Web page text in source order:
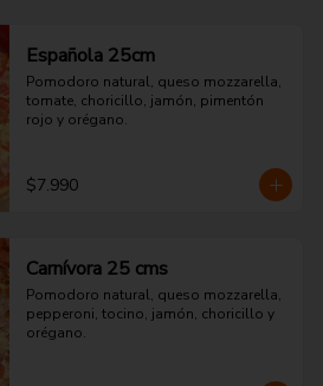
Española 25cm
Pomodoro natural, queso mozzarella,
tomate, choricillo, jamón, pimentón
rojo y orégano.
$7.990
Carnívora 25 cms
Pomodoro natural, queso mozzarella,
pepperoni, tocino, jamón, choricillo y
orégano.